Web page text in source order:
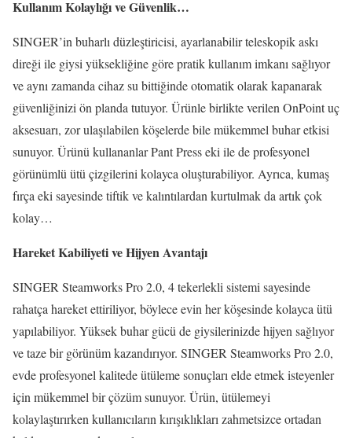
Kullanım Kolaylığı ve Güvenlik…
SINGER’in buharlı düzleştiricisi, ayarlanabilir teleskopik askı
direği ile giysi yüksekliğine göre pratik kullanım imkanı sağlıyor
ve aynı zamanda cihaz su bittiğinde otomatik olarak kapanarak
güvenliğinizi ön planda tutuyor. Ürünle birlikte verilen OnPoint uç
aksesuarı, zor ulaşılabilen köşelerde bile mükemmel buhar etkisi
sunuyor. Ürünü kullananlar Pant Press eki ile de profesyonel
görünümlü ütü çizgilerini kolayca oluşturabiliyor. Ayrıca, kumaş
fırça eki sayesinde tiftik ve kalıntılardan kurtulmak da artık çok
kolay…
Hareket Kabiliyeti ve Hijyen Avantajı
SINGER Steamworks Pro 2.0, 4 tekerlekli sistemi sayesinde
rahatça hareket ettiriliyor, böylece evin her köşesinde kolayca ütü
yapılabiliyor. Yüksek buhar gücü de giysilerinizde hijyen sağlıyor
ve taze bir görünüm kazandırıyor. SINGER Steamworks Pro 2.0,
evde profesyonel kalitede ütüleme sonuçları elde etmek isteyenler
için mükemmel bir çözüm sunuyor. Ürün, ütülemeyi
kolaylaştırırken kullanıcıların kırışıklıkları zahmetsizce ortadan